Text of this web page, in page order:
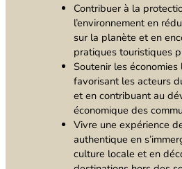
Contribuer à la
l’environnement en
sur la planète et en
pratiques touristiques
Soutenir les économies
favorisant les acteurs
et en contribuant au
économique des
Vivre une expérience
authentique en
culture locale et en